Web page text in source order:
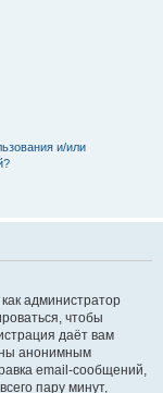
и/или
администратор
чтобы
даёт вам
анонимным
email-сообщений,
пару минут,